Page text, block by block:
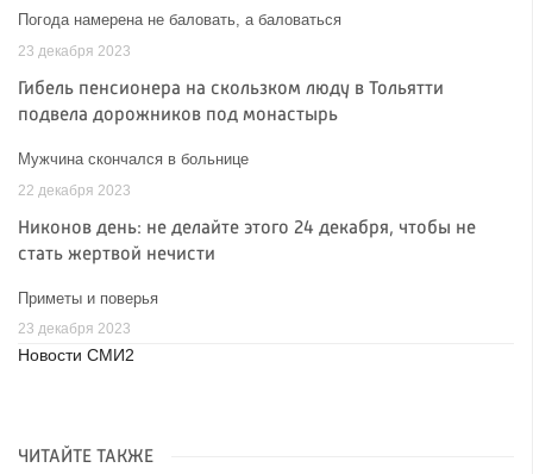
Погода намерена не баловать, а баловаться
23 декабря 2023
Гибель пенсионера на скользком люду в Тольятти
подвела дорожников под монастырь
Мужчина скончался в больнице
22 декабря 2023
Никонов день: не делайте этого 24 декабря, чтобы не
стать жертвой нечисти
Приметы и поверья
23 декабря 2023
Новости СМИ2
ЧИТАЙТЕ ТАКЖЕ